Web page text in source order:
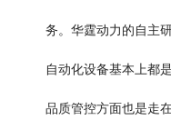
务。华霆动力的自主
自动化设备基本上都
品质管控方面也是走